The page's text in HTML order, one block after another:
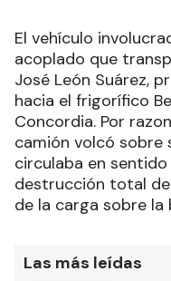
El vehículo
acoplado que
José León Suárez,
hacia el frigorífico
Concordia. Por
camión volcó sobre
circulaba en
destrucción total
de la carga sobre la
Las más leídas